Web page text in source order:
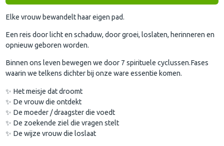
Elke vrouw bewandelt haar eigen pad.
Een reis door licht en schaduw, door groei, loslaten, herinneren en
opnieuw geboren worden.
Binnen ons leven bewegen we door 7 spirituele cyclussen.Fases
waarin we telkens dichter bij onze ware essentie komen.
✨ Het meisje dat droomt
✨ De vrouw die ontdekt
✨ De moeder / draagster die voedt
✨ De zoekende ziel die vragen stelt
✨ De wijze vrouw die loslaat